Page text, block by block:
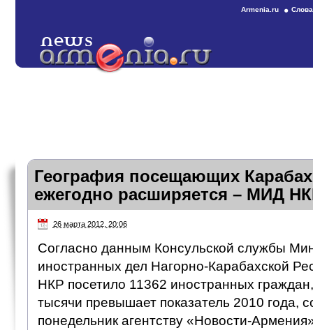
Armenia.ru
География посещающих
ежегодно расширяется – МИД
26 марта 2012, 20:06
Согласно данным Консульской службы
иностранных дел Нагорно-Карабахской
НКР посетило 11362 иностранных
тысячи превышает показатель 2010 года,
понедельник агентству «Новости-